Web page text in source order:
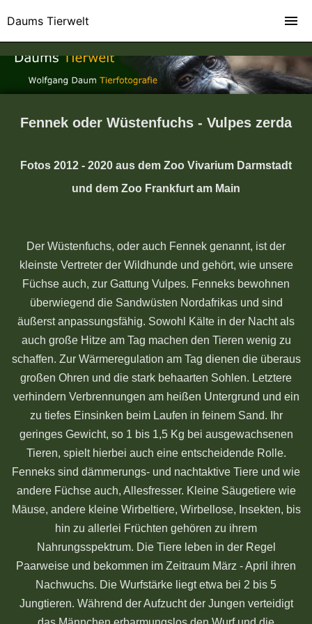
Fennek oder Wüstenfuchs - Vulpes zerda
Fotos 2012 - 2020 aus dem Zoo Vivarium Darmstadt
und dem Zoo Frankfurt am Main
Der Wüstenfuchs, oder auch Fennek genannt, ist der
kleinste Vertreter der Wildhunde und gehört, wie unsere
Füchse auch, zur Gattung Vulpes. Fenneks bewohnen
überwiegend die Sandwüsten Nordafrikas und sind
äußerst anpassungsfähig. Sowohl Kälte in der Nacht als
auch große Hitze am Tag machen den Tieren wenig zu
schaffen. Zur Wärmeregulation am Tag dienen die überaus
großen Ohren und die stark behaarten Sohlen. Letztere
verhindern Verbrennungen am heißen Untergrund und ein
zu tiefes Einsinken beim Laufen in feinem Sand. Ihr
geringes Gewicht, so 1 bis 1,5 Kg bei ausgewachsenen
Tieren, spielt hierbei auch eine entscheidende Rolle.
Fenneks sind dämmerungs- und nachtaktive Tiere und wie
andere Füchse auch, Allesfresser. Kleine Säugetiere wie
Mäuse, andere kleine Wirbeltiere, Wirbellose, Insekten, bis
hin zu allerlei Früchten gehören zu ihrem
Nahrungsspektrum. Die Tiere leben in der Regel
Paarweise und bekommen im Zeitraum März - April ihren
Nachwuchs. Die Wurfstärke liegt etwa bei 2 bis 5
Jungtieren. Während der Aufzucht der Jungen verteidigt
Daums Tierwelt